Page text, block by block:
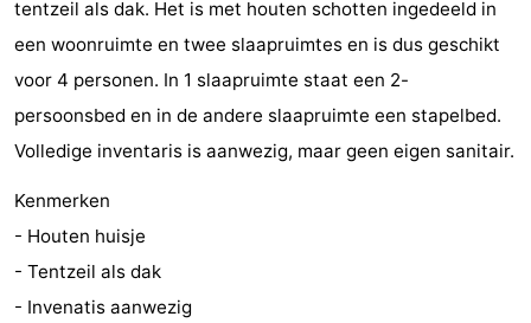
Noordzee
Résidence
Cadzand-
Resort
Nieuwvliet-
-
Schoneveld
-
Resort
Waterdunen
-
tentzeil als dak. Het is met houten schotten ingedeeld in
een woonruimte en twee slaapruimtes en is dus geschikt
voor 4 personen. In 1 slaapruimte staat een 2-
persoonsbed en in de andere slaapruimte een stapelbed.
Volledige inventaris is aanwezig, maar geen eigen sanitair.
Kenmerken
- Houten huisje
- Tentzeil als dak
- Invenatis aanwezig